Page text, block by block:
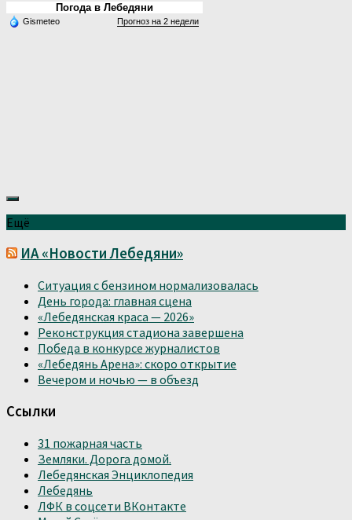
Погода в Лебедяни
Gismeteo Прогноз на 2 недели
Ещё
ИА «Новости Лебедяни»
Ситуация с бензином нормализовалась
День города: главная сцена
«Лебедянская краса — 2026»
Реконструкция стадиона завершена
Победа в конкурсе журналистов
«Лебедянь Арена»: скоро открытие
Вечером и ночью — в объезд
Ссылки
31 пожарная часть
Земляки. Дорога домой.
Лебедянская Энциклопедия
Лебедянь
ЛФК в соцсети ВКонтакте